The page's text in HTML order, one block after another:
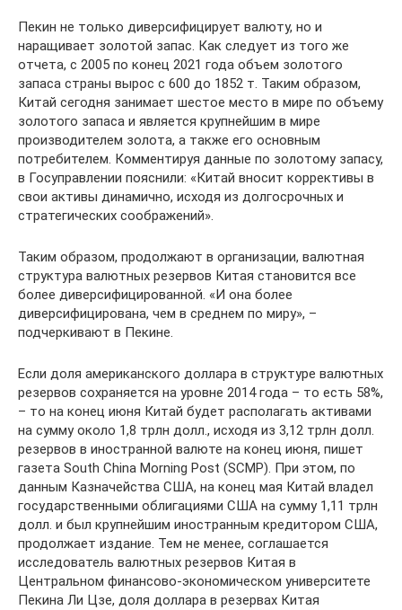
Пекин не только диверсифицирует валюту, но и
наращивает золотой запас. Как следует из того же
отчета, с 2005 по конец 2021 года объем золотого
запаса страны вырос с 600 до 1852 т. Таким образом,
Китай сегодня занимает шестое место в мире по объему
золотого запаса и является крупнейшим в мире
производителем золота, а также его основным
потребителем. Комментируя данные по золотому запасу,
в Госуправлении пояснили: «Китай вносит коррективы в
свои активы динамично, исходя из долгосрочных и
стратегических соображений».
Таким образом, продолжают в организации, валютная
структура валютных резервов Китая становится все
более диверсифицированной. «И она более
диверсифицирована, чем в среднем по миру», –
подчеркивают в Пекине.
Если доля американского доллара в структуре валютных
резервов сохраняется на уровне 2014 года – то есть 58%,
– то на конец июня Китай будет располагать активами
на сумму около 1,8 трлн долл., исходя из 3,12 трлн долл.
резервов в иностранной валюте на конец июня, пишет
газета South China Morning Post (SCMP). При этом, по
данным Казначейства США, на конец мая Китай владел
государственными облигациями США на сумму 1,11 трлн
долл. и был крупнейшим иностранным кредитором США,
продолжает издание. Тем не менее, соглашается
исследователь валютных резервов Китая в
Центральном финансово-экономическом университете
Пекина Ли Цзе, доля доллара в резервах Китая